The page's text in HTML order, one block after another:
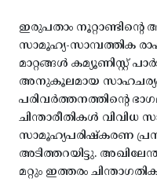
ഇരുപതാം നൂറ്റാണ്ടിന്റെ
സാമൂഹ്യ-സാമ്പത്തിക
മാറ്റങ്ങൾ കമ്യൂണിസ്റ്റ്
അനുകൂലമായ സാഹചര്യം
പരിവർത്തനത്തിന്റെ
ചിന്താരീതികൾ വിവിധ
സാമൂഹ്യപരിഷ്കരണ
അടിത്തറയിട്ടു.
മറ്റും ഇത്തരം